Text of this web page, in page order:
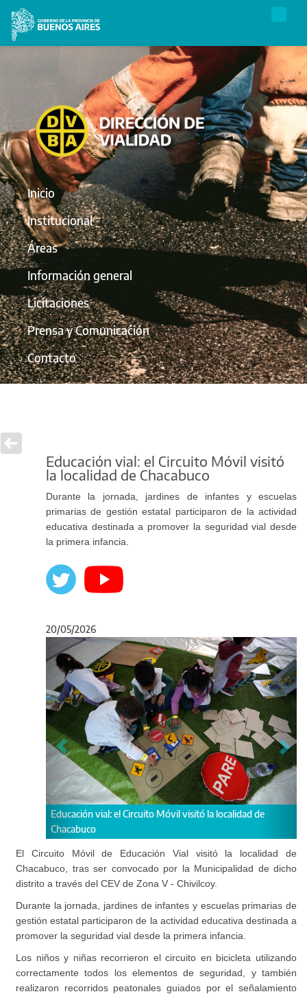
Inicio
Institucional
Áreas
Información general
Licitaciones
Prensa y Comunicación
Contacto
Educación vial: el Circuito Móvil visitó
la localidad de Chacabuco
Durante la jornada, jardines de infantes y escuelas
primarias de gestión estatal participaron de la actividad
educativa destinada a promover la seguridad vial desde
la primera infancia.
20/05/2026
Móvil visitó la localidad de Participaron miembros del
Anterior
El Circuito Móvil de Educación Vial visitó la localidad de
Chacabuco, tras ser convocado por la Municipalidad de dicho
distrito a través del CEV de Zona V - Chivilcoy.
Durante la jornada, jardines de infantes y escuelas primarias de
gestión estatal participaron de la actividad educativa destinada a
promover la seguridad vial desde la primera infancia.
Los niños y niñas recorrieron el circuito en bicicleta utilizando
correctamente todos los elementos de seguridad, y también
realizaron recorridos peatonales guiados por el señalamiento